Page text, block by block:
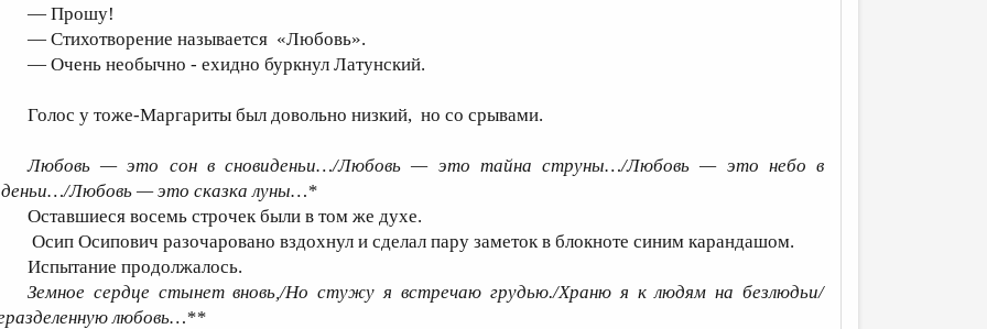
— Прошу!
— Стихотворение называется «Любовь».
— Очень необычно - ехидно буркнул Латунский.
Голос у тоже-Маргариты был довольно низкий, но со срывами.
Любовь — это сон в сновиденьи…/Любовь — это тайна струны…/Любовь — это небо в
Любовь — это сказка луны…*
Оставшиеся восемь строчек были в том же духе.
Осип Осипович разочаровано вздохнул и сделал пару заметок в блокноте синим карандашом.
Испытание продолжалось.
Земное сердце стынет вновь,/Но стужу я встречаю грудью./Храню я к людям на безлюдьи/
любовь…**